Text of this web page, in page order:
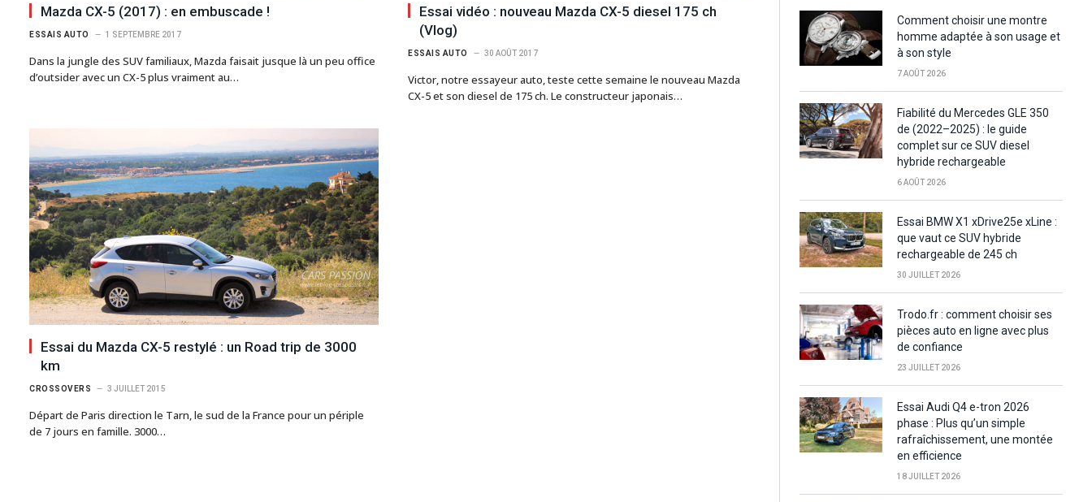
Mazda CX-5 (2017) : en embuscade !
ESSAIS AUTO 1 SEPTEMBRE 2017
Dans la jungle des SUV familiaux, Mazda faisait jusque là un peu office
d’outsider avec un CX-5 plus vraiment au…
Essai vidéo : nouveau Mazda CX-5 diesel 175 ch
(Vlog)
ESSAIS AUTO 30 AOÛT 2017
Victor, notre essayeur auto, teste cette semaine le nouveau Mazda
CX-5 et son diesel de 175 ch. Le constructeur japonais…
Essai du Mazda CX-5 restylé : un Road trip de 3000
km
CROSSOVERS 3 JUILLET 2015
Départ de Paris direction le Tarn, le sud de la France pour un périple
de 7 jours en famille. 3000…
Comment choisir une montre
homme adaptée à son usage et
à son style
7 AOÛT 2026
Fiabilité du Mercedes GLE 350
de (2022–2025) : le guide
complet sur ce SUV diesel
hybride rechargeable
6 AOÛT 2026
Essai BMW X1 xDrive25e xLine :
que vaut ce SUV hybride
rechargeable de 245 ch
30 JUILLET 2026
Trodo.fr : comment choisir ses
pièces auto en ligne avec plus
de confiance
23 JUILLET 2026
Essai Audi Q4 e-tron 2026
phase : Plus qu’un simple
rafraîchissement, une montée
en efficience
18 JUILLET 2026